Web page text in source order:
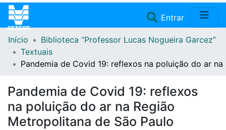
Entrar(current)
Home
Repositório
Doações/Aquisições
Início
Biblioteca “Professor Lucas Nogueira Garcez”
Textuais
Pandemia de Covid 19: reflexos na poluição do ar
Pandemia de Covid 19: reflexos
na poluição do ar na Região
Metropolitana de São Paulo